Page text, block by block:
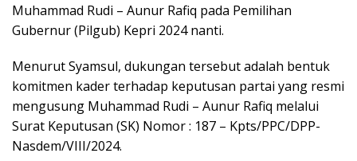
Muhammad Rudi – Aunur Rafiq pada Pemilihan
Gubernur (Pilgub) Kepri 2024 nanti.
Menurut Syamsul, dukungan tersebut adalah bentuk
komitmen kader terhadap keputusan partai yang resmi
mengusung Muhammad Rudi – Aunur Rafiq melalui
Surat Keputusan (SK) Nomor : 187 – Kpts/PPC/DPP-
Nasdem/VIII/2024.